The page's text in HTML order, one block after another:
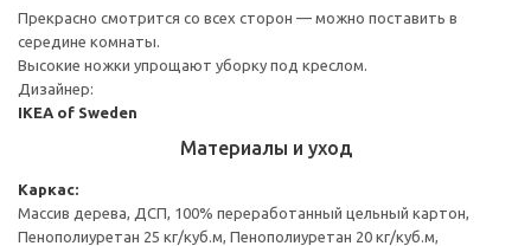
Прекрасно смотрится со всех сторон — можно поставить в
середине комнаты.
Высокие ножки упрощают уборку под креслом.
Дизайнер:
IKEA of Sweden
Материалы и уход
Каркас:
Массив дерева, ДСП, 100% переработанный цельный картон,
Пенополиуретан 25 кг/куб.м, Пенополиуретан 20 кг/куб.м,